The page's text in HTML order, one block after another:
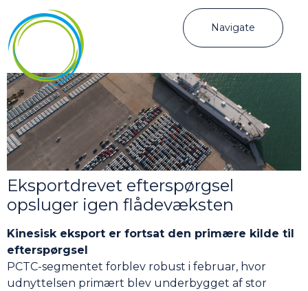
Navigate
Eksportdrevet efterspørgsel
opsluger igen flådevæksten
Kinesisk eksport er fortsat den primære kilde til
efterspørgsel
PCTC-segmentet forblev robust i februar, hvor
udnyttelsen primært blev underbygget af stor